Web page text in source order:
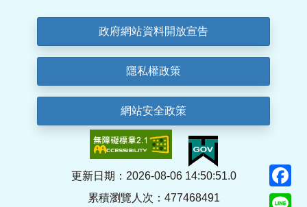
政府網站資料開放宣告
隱私權政策
網站安全政策
更新日期：2026-08-06 14:50:51.0
累積瀏覽人次：477468491